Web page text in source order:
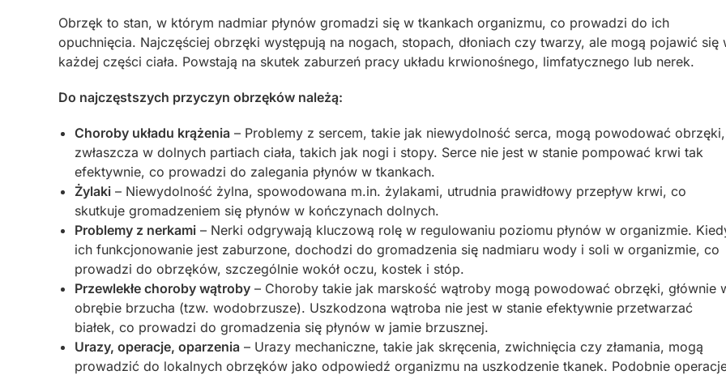
Obrzęk to stan, w którym nadmiar płynów gromadzi się w tkankach organizmu, co prowadzi do ich
opuchnięcia. Najczęściej obrzęki występują na nogach, stopach, dłoniach czy twarzy, ale mogą pojawić się
każdej części ciała. Powstają na skutek zaburzeń pracy układu krwionośnego, limfatycznego lub nerek.
Do najczęstszych przyczyn obrzęków należą:
Choroby układu krążenia – Problemy z sercem, takie jak niewydolność serca, mogą powodować obrzęki,
zwłaszcza w dolnych partiach ciała, takich jak nogi i stopy. Serce nie jest w stanie pompować krwi tak
efektywnie, co prowadzi do zalegania płynów w tkankach.
Żylaki – Niewydolność żylna, spowodowana m.in. żylakami, utrudnia prawidłowy przepływ krwi, co
skutkuje gromadzeniem się płynów w kończynach dolnych.
Problemy z nerkami – Nerki odgrywają kluczową rolę w regulowaniu poziomu płynów w organizmie.
ich funkcjonowanie jest zaburzone, dochodzi do gromadzenia się nadmiaru wody i soli w organizmie, co
prowadzi do obrzęków, szczególnie wokół oczu, kostek i stóp.
Przewlekłe choroby wątroby – Choroby takie jak marskość wątroby mogą powodować obrzęki, głównie
obrębie brzucha (tzw. wodobrzusze). Uszkodzona wątroba nie jest w stanie efektywnie przetwarzać
białek, co prowadzi do gromadzenia się płynów w jamie brzusznej.
Urazy, operacje, oparzenia – Urazy mechaniczne, takie jak skręcenia, zwichnięcia czy złamania, mogą
prowadzić do lokalnych obrzęków jako odpowiedź organizmu na uszkodzenie tkanek. Podobnie